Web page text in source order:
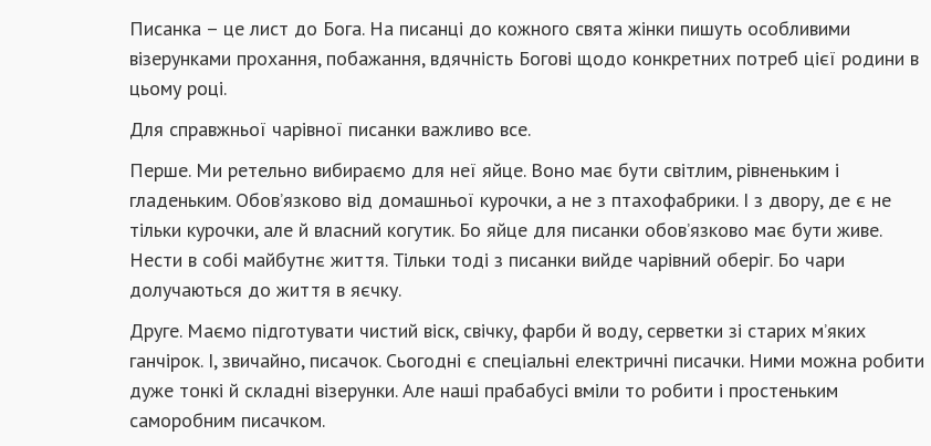
Писанка – це лист до Бога. На писанці до кожного свята жінки пишуть особливими
візерунками прохання, побажання, вдячність Богові щодо конкретних потреб цієї родини в
цьому році.
Для справжньої чарівної писанки важливо все.
Перше. Ми ретельно вибираємо для неї яйце. Воно має бути світлим, рівненьким і
гладеньким. Обов’язково від домашньої курочки, а не з птахофабрики. І з двору, де є не
тільки курочки, але й власний когутик. Бо яйце для писанки обов’язково має бути живе.
Нести в собі майбутнє життя. Тільки тоді з писанки вийде чарівний оберіг. Бо чари
долучаються до життя в яєчку.
Друге. Маємо підготувати чистий віск, свічку, фарби й воду, серветки зі старих м’яких
ганчірок. І, звичайно, писачок. Сьогодні є спеціальні електричні писачки. Ними можна робити
дуже тонкі й складні візерунки. Але наші прабабусі вміли то робити і простеньким
саморобним писачком.